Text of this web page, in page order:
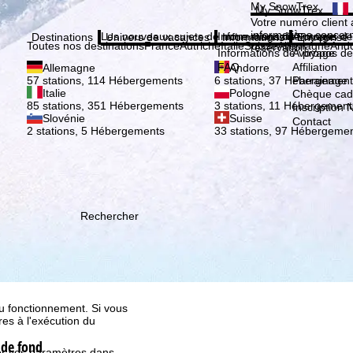
que TravelTrex
activités, à l'aide des
à la
cela, nous avons
données
fonctionnement. Si vous
à l'exécution du
Inscription
My SnowTrex
My SnowTrex
Votre numéro client
informations
réservation.
Destinations
Toutes nos destinationsFranceAutricheItalieSuisseAllemagne
Allemagne
57 stations, 114 Hébergements
Andorre
6 stations, 37
Italie
85 stations, 351 Hébergements
Pologne
3 stations, 11
Slovénie
2 stations, 5 Hébergements
Suisse
33 stations, 97
Univers de vacances
Les nouveaux sujets de notre magazine
Informations
Informations de voyage
Informations de voyage
FAQ
Entreprise
À propos
À propos
Affiliation
Parrainage
Chèque
Inscription
Contact
Rechercher
fond